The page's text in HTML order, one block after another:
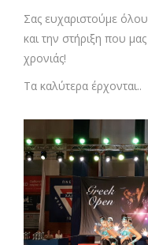
Σας ευχαριστούμε
και την στήριξη που
χρονιάς!
Τα καλύτερα έρχονται..